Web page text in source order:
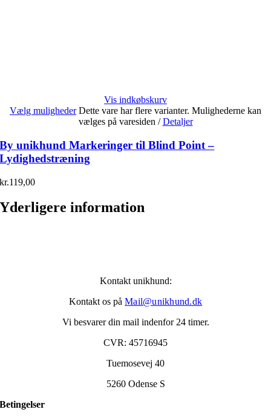
Vis indkøbskurv
Vælg muligheder Dette vare har flere varianter. Mulighederne kan
vælges på varesiden / Detaljer
By unikhund Markeringer til Blind Point –
Lydighedstræning
kr.119,00
Yderligere information
Kontakt unikhund:
Kontakt os på Mail@unikhund.dk
Vi besvarer din mail indenfor 24 timer.
CVR: 45716945
Tuemosevej 40
5260 Odense S
Betingelser